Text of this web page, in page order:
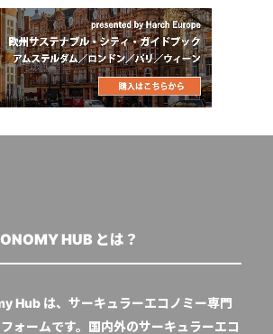
HUB とは？
Hub は、サーキュラーエコノミー専門
ォームです。国内外のサーキュラーエコ